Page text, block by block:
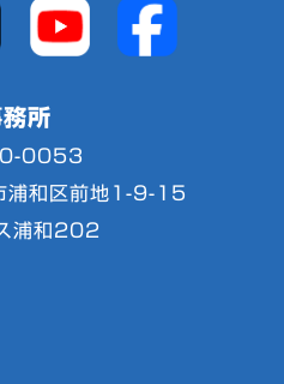
所
0053
浦和区前地1-9-15
浦和202